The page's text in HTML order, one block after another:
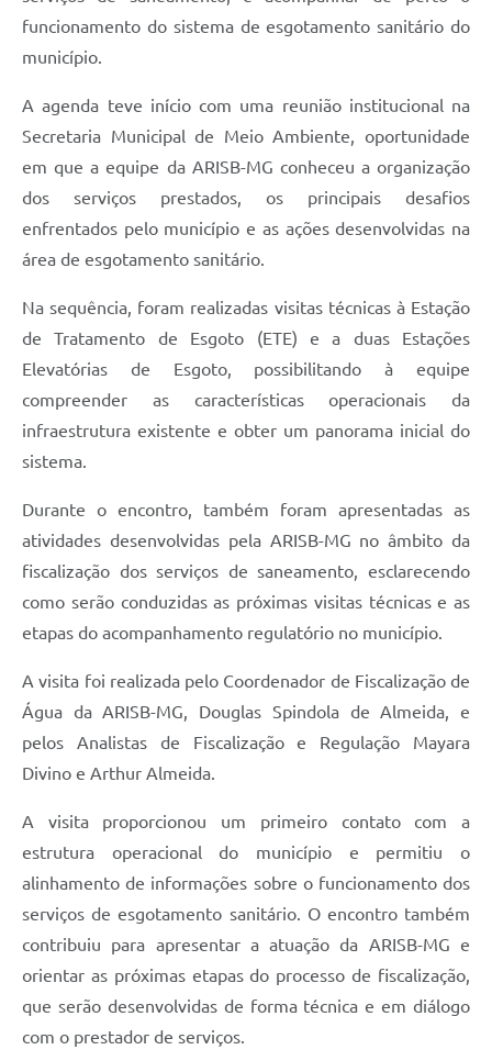
funcionamento do sistema de esgotamento sanitário do
município.
A agenda teve início com uma reunião institucional na
Secretaria Municipal de Meio Ambiente, oportunidade
em que a equipe da ARISB-MG conheceu a organização
dos serviços prestados, os principais desafios
enfrentados pelo município e as ações desenvolvidas na
área de esgotamento sanitário.
Na sequência, foram realizadas visitas técnicas à Estação
de Tratamento de Esgoto (ETE) e a duas Estações
Elevatórias de Esgoto, possibilitando à equipe
compreender as características operacionais da
infraestrutura existente e obter um panorama inicial do
sistema.
Durante o encontro, também foram apresentadas as
atividades desenvolvidas pela ARISB-MG no âmbito da
fiscalização dos serviços de saneamento, esclarecendo
como serão conduzidas as próximas visitas técnicas e as
etapas do acompanhamento regulatório no município.
A visita foi realizada pelo Coordenador de Fiscalização de
Água da ARISB-MG, Douglas Spindola de Almeida, e
pelos Analistas de Fiscalização e Regulação Mayara
Divino e Arthur Almeida.
A visita proporcionou um primeiro contato com a
estrutura operacional do município e permitiu o
alinhamento de informações sobre o funcionamento dos
serviços de esgotamento sanitário. O encontro também
contribuiu para apresentar a atuação da ARISB-MG e
orientar as próximas etapas do processo de fiscalização,
que serão desenvolvidas de forma técnica e em diálogo
com o prestador de serviços.